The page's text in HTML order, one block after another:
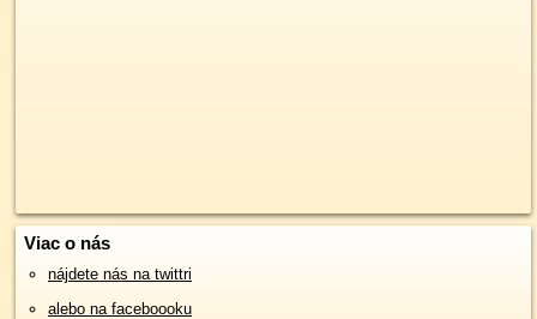
Viac o nás
nájdete nás na twittri
alebo na faceboooku